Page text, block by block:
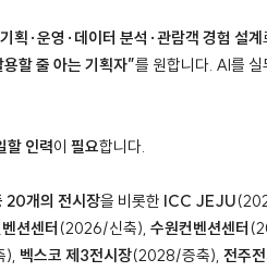
획·운영·데이터 분석·관람객 경험 설계
할 줄 아는 기획자”를 원합니다. AI를 실
할 인력이 필요합니다.
20개의 전시장을 비롯한 ICC JEJU
션센터 (2026/신축), 수원컨벤션센터
), 벡스코 제3전시장(2028/증축), 전주